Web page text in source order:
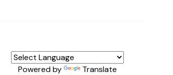
Powered by Translate